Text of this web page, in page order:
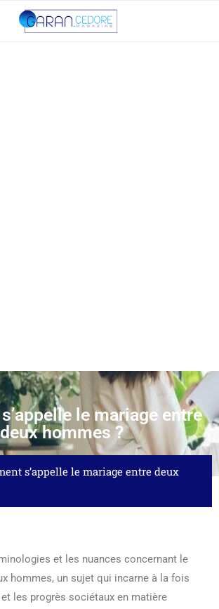
le mariage entre
deux hommes ?
s’appelle le mariage entre deux
et les nuances concernant le
hommes, un sujet qui incarne à la fois
et les progrès sociétaux en matière